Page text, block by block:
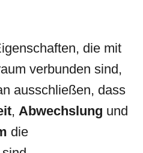
die mit
verbunden sind,
ausschließen, dass
, Abwechslung und
die